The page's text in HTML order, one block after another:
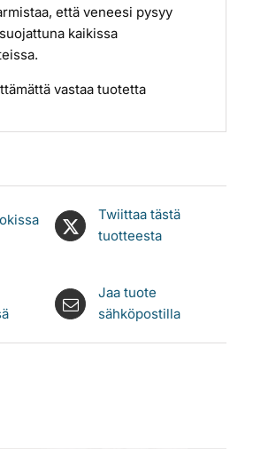
että veneesi pysyy
kaikissa
vastaa tuotetta
Twiittaa tästä
tuotteesta
Jaa tuote
sähköpostilla